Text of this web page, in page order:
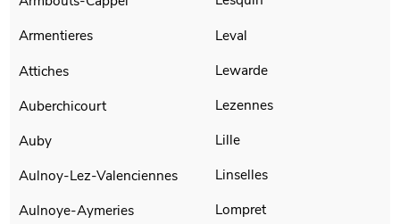
Armentieres
Attiches
Auberchicourt
Auby
Aulnoy-Lez-Valenciennes
Aulnoye-Aymeries
Leval
Lewarde
Lezennes
Lille
Linselles
Lompret